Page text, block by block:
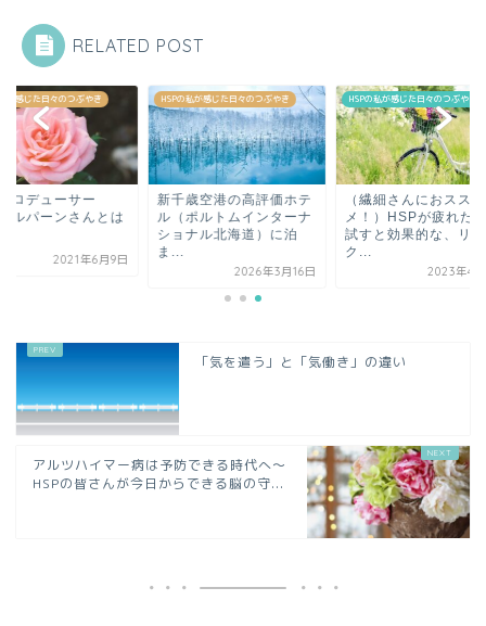
RELATED POST
私が感じた日々のつぶやき
歳空港の高評価ホテ
ポルトムインターナ
HSPの私が感じた日々のつぶやき
（繊細さんにおスス
メ！）HSPが疲れた時に
試すと効果的な、リラッ
ク...
2023年4月6日
HSPの私が感じた日々のつぶやき
音楽プロデューサ
Ｓ・ハルパーンさん
「気を遣う」と「気働き」の違い
アルツハイマー病は予防できる時代へ～
HSPの皆さんが今日からできる脳の守...